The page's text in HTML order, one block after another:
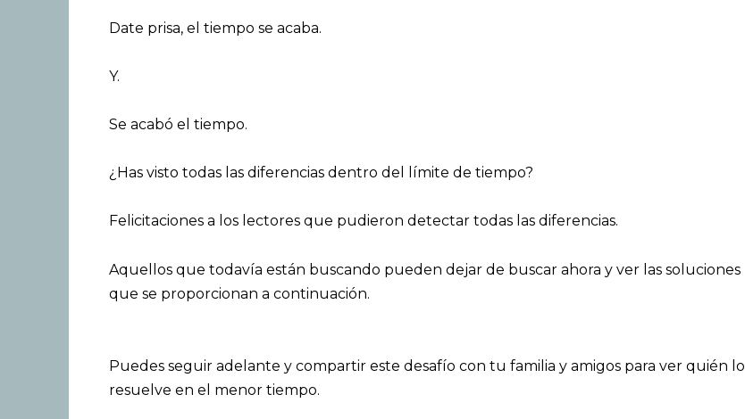
Date prisa, el tiempo se acaba.
Y.
Se acabó el tiempo.
¿Has visto todas las diferencias dentro del límite de tiempo?
Felicitaciones a los lectores que pudieron detectar todas las diferencias.
Aquellos que todavía están buscando pueden dejar de buscar ahora y ver las soluciones
que se proporcionan a continuación.
Puedes seguir adelante y compartir este desafío con tu familia y amigos para ver quién lo
resuelve en el menor tiempo.